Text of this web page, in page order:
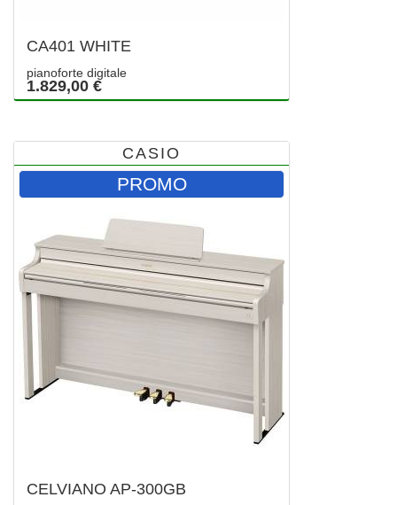
CA401 WHITE
pianoforte digitale
1.829,00 €
CASIO
PROMO
CELVIANO AP-300GB